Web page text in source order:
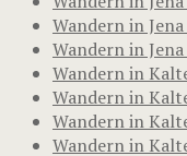
Wandern in
Wandern in
Wandern in
Wandern in
Wandern in
Wandern in